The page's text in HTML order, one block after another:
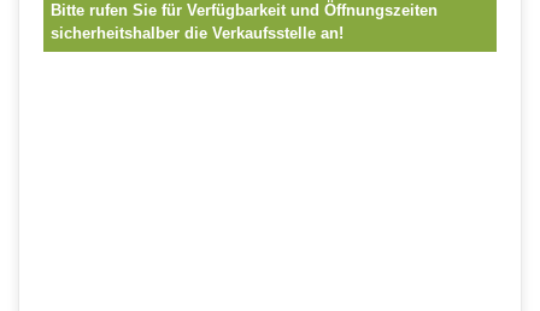
Bitte rufen Sie für Verfügbarkeit und Öffnungszeiten
sicherheitshalber die Verkaufsstelle an!